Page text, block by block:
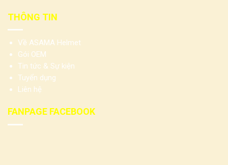
THÔNG TIN
Về ASAMA Helmet
Gói OEM
Tin tức & Sự kiện
Tuyển dụng
Liên hệ
FANPAGE FACEBOOK